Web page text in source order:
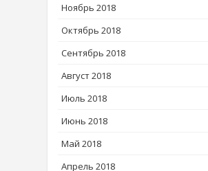
Ноябрь 2018
Октябрь 2018
Сентябрь 2018
Август 2018
Июль 2018
Июнь 2018
Май 2018
Апрель 2018